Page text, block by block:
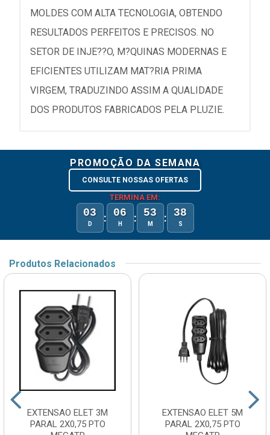
MOLDES COM ALTA TECNOLOGIA, OBTENDO
RESULTADOS PERFEITOS E PRECISOS. NO
SETOR DE INJE??O, M?QUINAS MODERNAS E
EFICIENTES UTILIZAM MAT?RIA PRIMA
VIRGEM, TRADUZINDO ASSIM A QUALIDADE
DOS PRODUTOS FABRICADOS PELA PLUZIE.
PROMOÇÃO DA SEMANA
CONSULTE NOSSAS OFERTAS
TERMINA EM:
03
D : 06
H : 53
M : 38
S
Produtos Relacionados
EXTENSAO ELET 3M
PARAL 2X0,75 PTO
EXTENSAO ELET 5M
PARAL 2X0,75 PTO